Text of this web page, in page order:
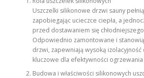
Uszczelki silikonowe drzwi sauny
zapobiegając ucieczce ciepła, a
przed dostawaniem się
Odpowiednio zamontowane i
drzwi, zapewniają wysoką izolacyjność
kluczowe dla efektywności
Budowa i właściwości silikonowych